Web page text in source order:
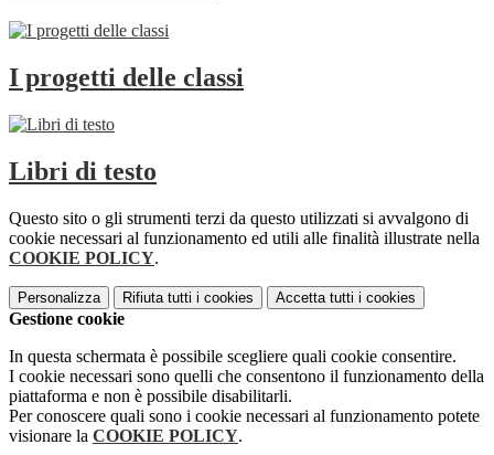
I progetti delle classi
Libri di testo
Questo sito o gli strumenti terzi da questo utilizzati si avvalgono di
cookie necessari al funzionamento ed utili alle finalità illustrate nella
COOKIE POLICY.
Personalizza Rifiuta tutti i cookies Accetta tutti i cookies
Gestione cookie
In questa schermata è possibile scegliere quali cookie consentire.
I cookie necessari sono quelli che consentono il funzionamento della
piattaforma e non è possibile disabilitarli.
Per conoscere quali sono i cookie necessari al funzionamento potete
visionare la COOKIE POLICY.